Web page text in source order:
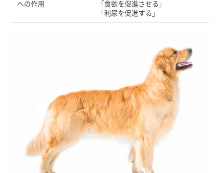
への作用
「食欲を促進させる」
「利尿を促進する」